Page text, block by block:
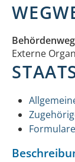
Externe